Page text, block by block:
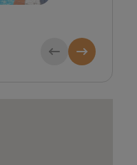
100€ /